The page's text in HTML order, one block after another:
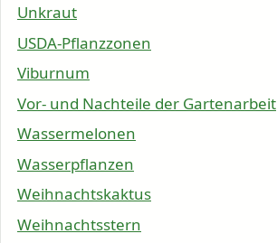
Unkraut
USDA-Pflanzzonen
Viburnum
Vor- und Nachteile der Gartenarbeit
Wassermelonen
Wasserpflanzen
Weihnachtskaktus
Weihnachtsstern